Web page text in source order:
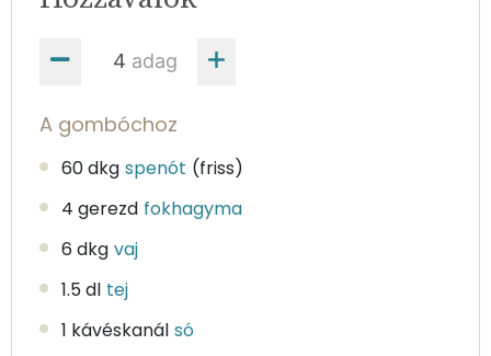
adag
A gombóchoz
60 dkg spenót (friss)
4 gerezd fokhagyma
6 dkg vaj
1.5 dl tej
1 kávéskanál só